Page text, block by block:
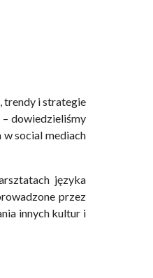
trendy i strategie
dowiedzieliśmy
social mediach
języka
przez
innych kultur i